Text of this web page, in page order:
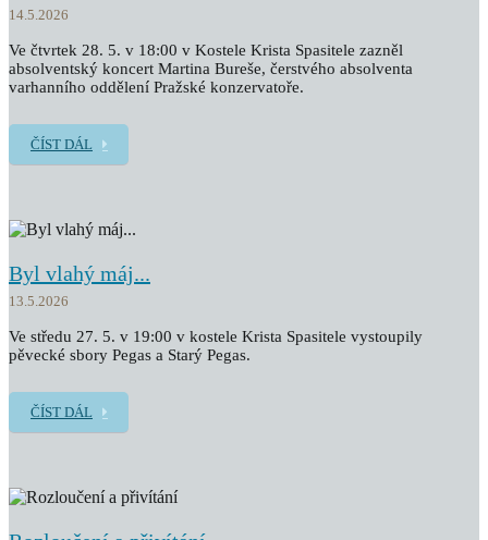
14.5.2026
Ve čtvrtek 28. 5. v 18:00 v Kostele Krista Spasitele zazněl
absolventský koncert Martina Bureše, čerstvého absolventa
varhanního oddělení Pražské konzervatoře.
ČÍST DÁL
Byl vlahý máj...
13.5.2026
Ve středu 27. 5. v 19:00 v kostele Krista Spasitele vystoupily
pěvecké sbory Pegas a Starý Pegas.
ČÍST DÁL